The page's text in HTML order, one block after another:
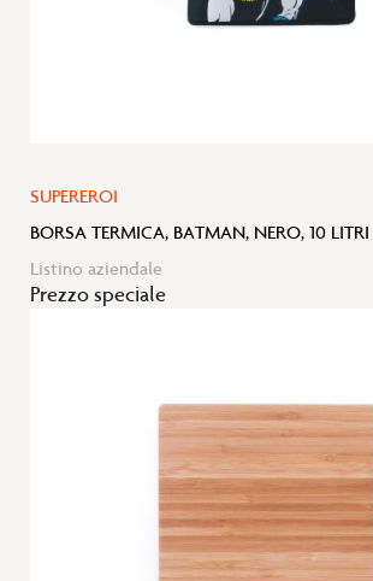
SUPEREROI
BORSA TERMICA, BATMAN, NERO, 10 LITRI
Listino aziendale
Prezzo speciale